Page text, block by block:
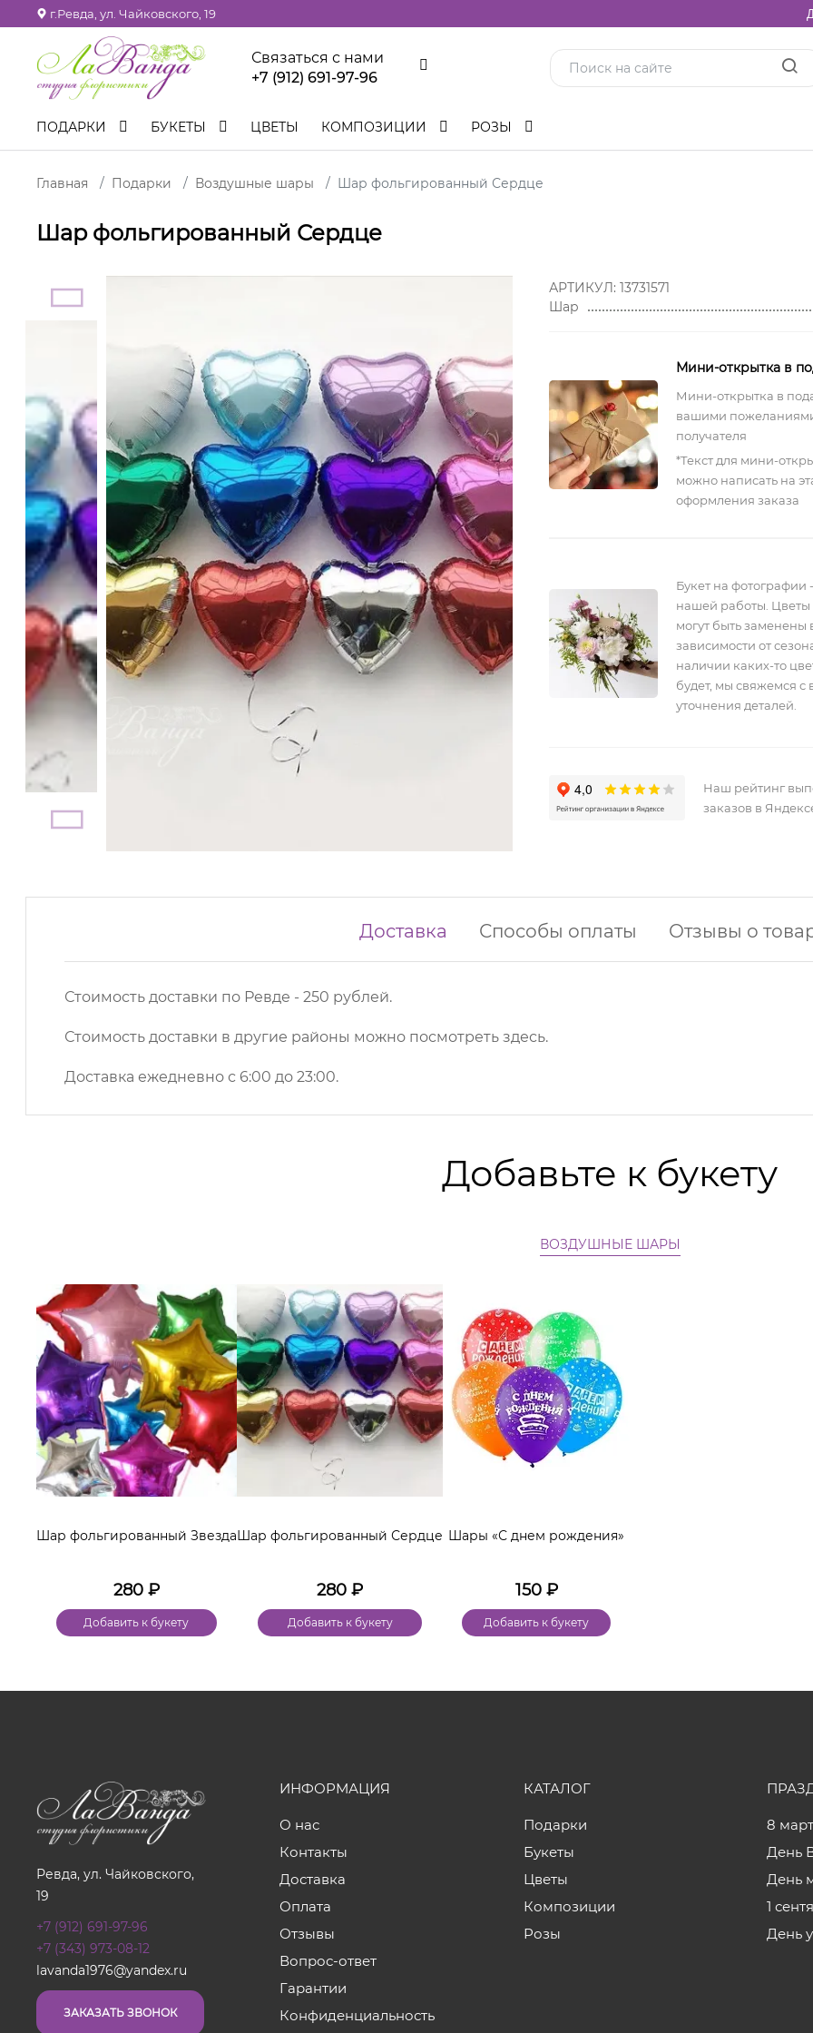
г.Ревда, ул. Чайковского, 19
Связаться с нами
+7 (912) 691-97-96
ПОДАРКИ БУКЕТЫ ЦВЕТЫ КОМПОЗИЦИИ РОЗЫ
Главная Подарки Воздушные шары Шар фольгированный Сердце
Шар фольгированный Сердце
АРТИКУЛ: 13731571
Шар
Мини-открытка в
Мини-открытка в
вашими
получателя
*Текст для мини-
можно написать на
оформления заказа
Букет на фотографии
нашей работы. Цветы
могут быть заменены
зависимости от
наличии каких-то
будет, мы свяжемся с
уточнения деталей.
Наш рейтинг
заказов в
Доставка Способы оплаты Отзывы о
Стоимость доставки по Ревде - 250 рублей.
Стоимость доставки в другие районы можно посмотреть здесь.
Доставка ежедневно с 6:00 до 23:00.
Добавьте к букету
ВОЗДУШНЫЕ ШАРЫ
Шар фольгированный Звезда
280 ₽
Добавить к букету
Шар фольгированный Сердце
280 ₽
Добавить к букету
Шары «С днем рождения»
150₽
Добавить к букету
Ревда, ул. Чайковского,
19
+7 (912) 691-97-96
+7 (343) 973-08-12
lavanda1976@yandex.ru
ЗАКАЗАТЬ ЗВОНОК
ИНФОРМАЦИЯ
О нас
Контакты
Доставка
Оплата
Отзывы
Вопрос-ответ
Гарантии
Конфиденциальность
КАТАЛОГ
Подарки
Букеты
Цветы
Композиции
Розы
8
День
День
1
День